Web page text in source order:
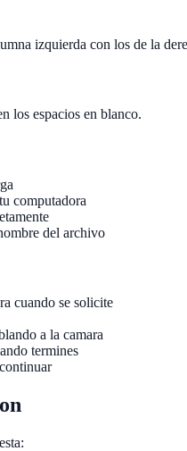
izquierda con los de la
los espacios en blanco.
computadora
del archivo
cuando se solicite
a la camara
termines